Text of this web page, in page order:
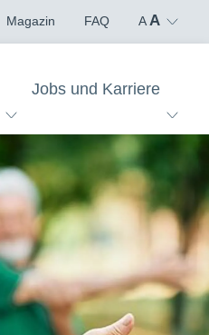
Magazin FAQ A A
Jobs und Karriere